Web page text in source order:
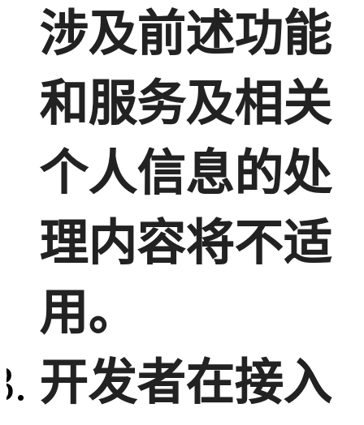
涉及前述功能
和服务及相关
个人信息的处
理内容将不适
用。
开发者在接入